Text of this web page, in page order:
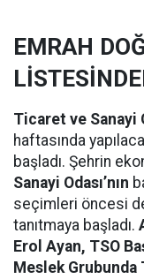
EMRAH
Ticaret ve Sanayi
haftasında
başladı. Şehrin
Sanayi Odası’nın
seçimleri öncesi
tanıtmaya başladı.
Erol Ayan, TSO
Meslek Grubunda